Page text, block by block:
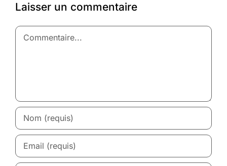
Laisser un commentaire
Commentaire